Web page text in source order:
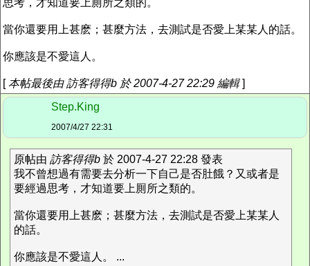
思考，才知道要上厠所之類的。
當你還要用上甚麽；甚麼方法，去測試是否愛上某某人的話。
你應該是不愛這人。
[本帖最後由 訪客得得b 於 2007-4-27 22:29 編輯]
Step.King
2007/4/27 22:31
原帖由 訪客得得b 於 2007-4-27 22:28 發表
我不曾想過有需要去分析一下自己是否肚餓？又或者是
要經過思考，才知道要上厠所之類的。
當你還要用上甚麽；甚麼方法，去測試是否愛上某某人
的話。
你應該是不愛這人。 ...